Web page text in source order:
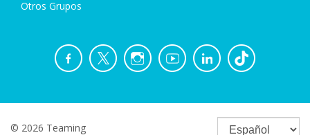
Otros Grupos
© 2026 Teaming